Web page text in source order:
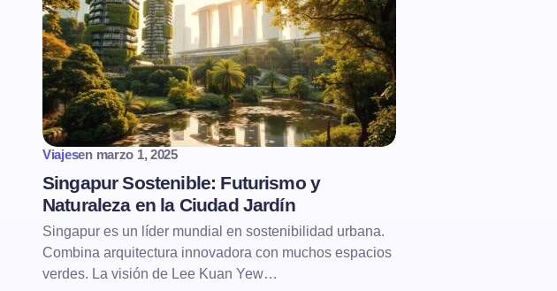
Viajesen marzo 1, 2025
Singapur Sostenible: Futurismo y
Naturaleza en la Ciudad Jardín
Singapur es un líder mundial en sostenibilidad urbana.
Combina arquitectura innovadora con muchos espacios
verdes. La visión de Lee Kuan Yew…